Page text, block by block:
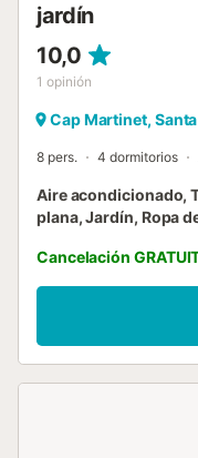
jardín
10,0
1 opinión
Cap Martinet,
8 pers. 4 dormitorios
Aire acondicionado,
plana, Jardín, Ropa
Cancelación